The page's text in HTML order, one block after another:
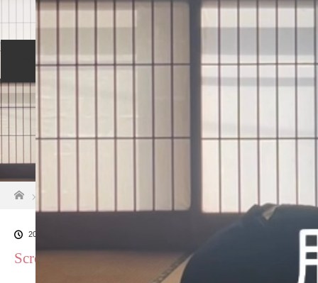
プロフィール セッションについて メニュー
2024.11.24
Screenshot